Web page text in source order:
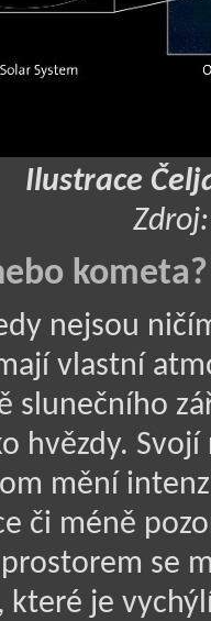
Ilustrace
kometa?
nejsou
vlastní
slunečního
hvězdy.
mění
či méně
se
které je